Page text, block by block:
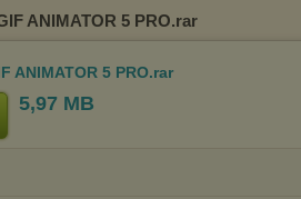
ANIMATOR 5 PRO.rar
ANIMATOR 5 PRO.rar
5,97 MB